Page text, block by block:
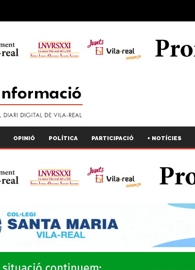
OPINIÓ POLÍTICA PARTICIPACIÓ + NOTÍCIES